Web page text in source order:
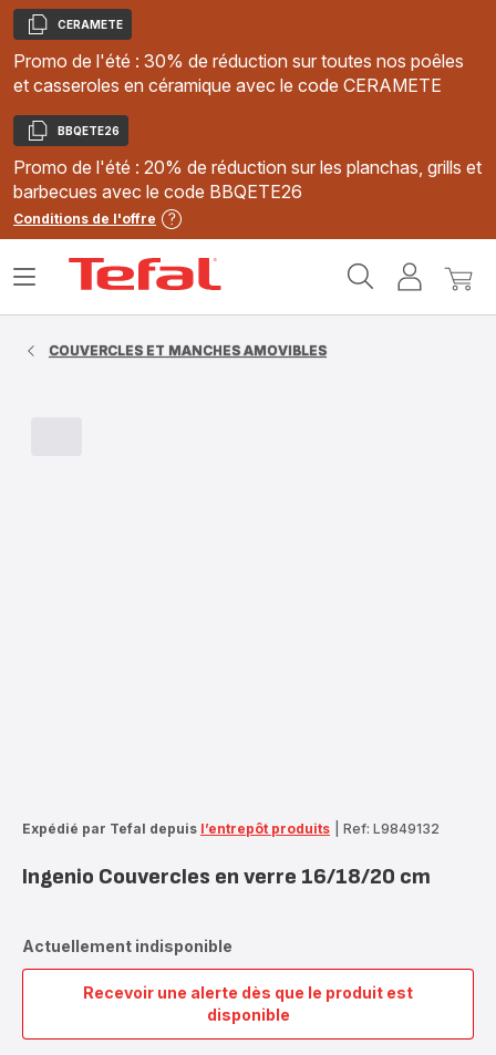
Copier
CERAMETE
Promo de l'été : 30% de réduction sur toutes nos poêles
et casseroles en céramique avec le code CERAMETE
Copier
BBQETE26
Promo de l'été : 20% de réduction sur les planchas, grills et
barbecues avec le code BBQETE26
Conditions de l'offre
MonMon
Ouvrir
COUVERCLES ET MANCHES AMOVIBLES
Expédié par Tefal depuis l’entrepôt produits Ref: L9849132
Ingenio Couvercles en verre 16/18/20 cm
Actuellement indisponible
Recevoir une alerte dès que le produit est
disponible
Ingenio
Couvercles